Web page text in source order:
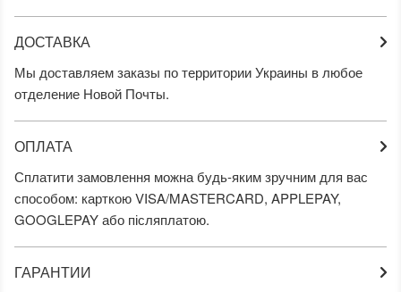
ДОСТАВКА
Мы доставляем заказы по территории Украины в любое
отделение Новой Почты.
ОПЛАТА
Сплатити замовлення можна будь-яким зручним для вас
способом: карткою VISA/MASTERCARD, APPLEPAY,
GOOGLEPAY або післяплатою.
ГАРАНТИИ